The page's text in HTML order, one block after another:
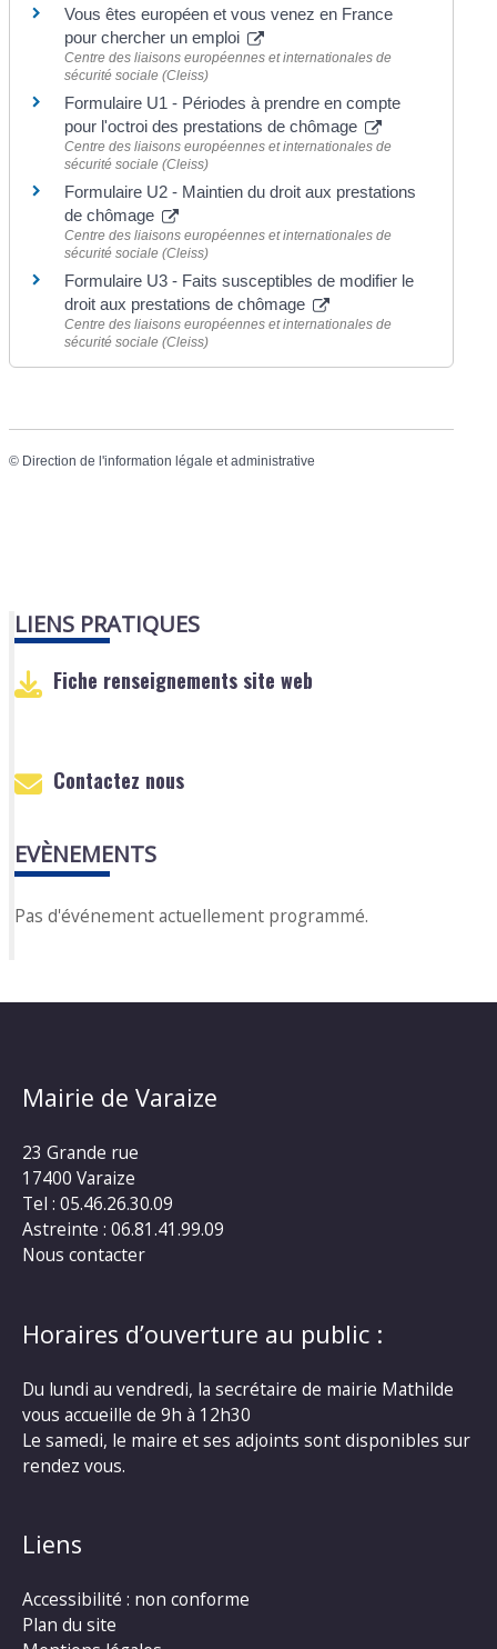
Vous êtes européen et vous venez en France
pour chercher un emploi
Centre des liaisons européennes et internationales de
sécurité sociale (Cleiss)
Formulaire U1 - Périodes à prendre en compte
pour l'octroi des prestations de chômage
Centre des liaisons européennes et internationales de
sécurité sociale (Cleiss)
Formulaire U2 - Maintien du droit aux prestations
de chômage
Centre des liaisons européennes et internationales de
sécurité sociale (Cleiss)
Formulaire U3 - Faits susceptibles de modifier le
droit aux prestations de chômage
Centre des liaisons européennes et internationales de
sécurité sociale (Cleiss)
© Direction de l'information légale et administrative
LIENS PRATIQUES
Fiche renseignements site web
Contactez nous
EVÈNEMENTS
Pas d'événement actuellement programmé.
Mairie de Varaize
23 Grande rue
17400 Varaize
Tel : 05.46.26.30.09
Astreinte : 06.81.41.99.09
Nous contacter
Horaires d’ouverture au public :
Du lundi au vendredi, la secrétaire de mairie Mathilde
vous accueille de 9h à 12h30
Le samedi, le maire et ses adjoints sont disponibles sur
rendez vous.
Liens
Accessibilité : non conforme
Plan du site